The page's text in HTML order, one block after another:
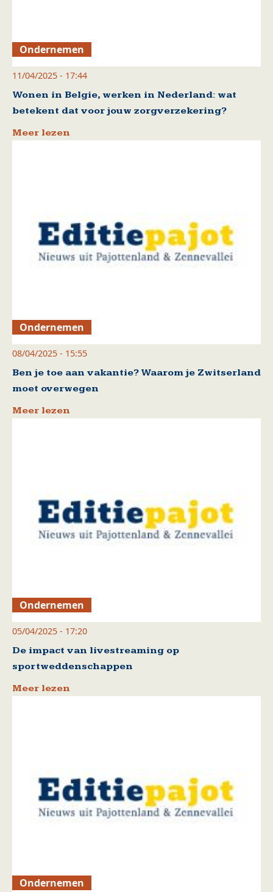
Ondernemen
11/04/2025 - 17:44
Wonen in Belgie, werken in Nederland: wat
betekent dat voor jouw zorgverzekering?
Meer lezen
Ondernemen
08/04/2025 - 15:55
Ben je toe aan vakantie? Waarom je Zwitserland
moet overwegen
Meer lezen
Ondernemen
05/04/2025 - 17:20
De impact van livestreaming op
sportweddenschappen
Meer lezen
Ondernemen